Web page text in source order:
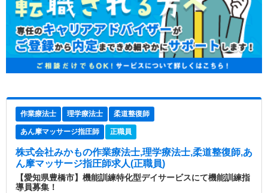
作業療法士 理学療法士 柔道整復師
あん摩マッサージ指圧師 正職員
株式会社みかもの作業療法士,理学療法士,柔道整復師,あ
ん摩マッサージ指圧師求人(正職員)
【愛知県豊橋市】機能訓練特化型デイサービスにて機能訓練指
導員募集！